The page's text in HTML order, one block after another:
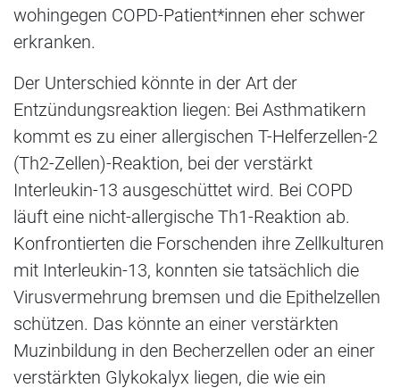
wohingegen COPD-Patient*innen eher schwer
erkranken.
Der Unterschied könnte in der Art der
Entzündungsreaktion liegen: Bei Asthmatikern
kommt es zu einer allergischen T-Helferzellen-2
(Th2-Zellen)-Reaktion, bei der verstärkt
Interleukin-13 ausgeschüttet wird. Bei COPD
läuft eine nicht-allergische Th1-Reaktion ab.
Konfrontierten die Forschenden ihre Zellkulturen
mit Interleukin-13, konnten sie tatsächlich die
Virusvermehrung bremsen und die Epithelzellen
schützen. Das könnte an einer verstärkten
Muzinbildung in den Becherzellen oder an einer
verstärkten Glykokalyx liegen, die wie ein